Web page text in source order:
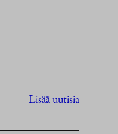
Lisää uutisia